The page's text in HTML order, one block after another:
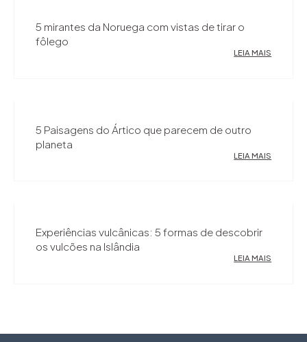
5 mirantes da Noruega com vistas de tirar o
fôlego
LEIA MAIS
5 Paisagens do Ártico que parecem de outro
planeta
LEIA MAIS
Experiências vulcânicas: 5 formas de descobrir
os vulcões na Islândia
LEIA MAIS